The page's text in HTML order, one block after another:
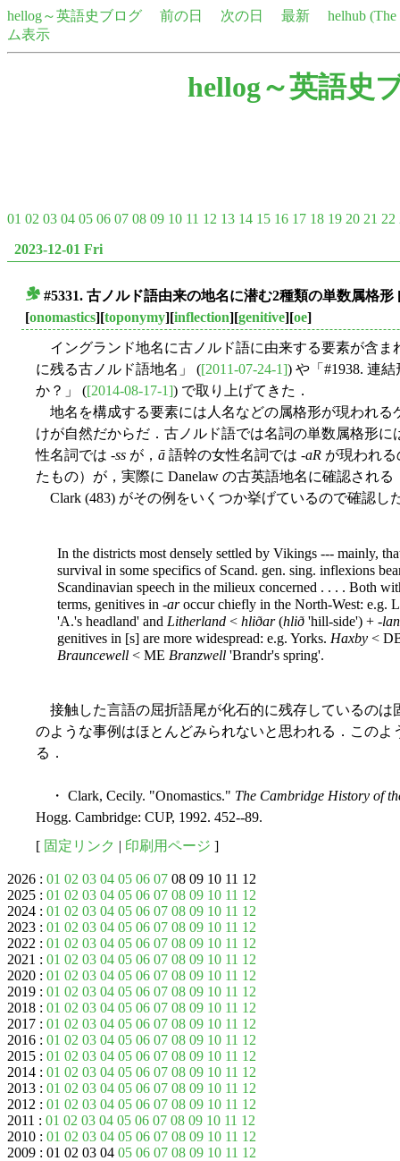
hellog～英語史ブログ 前の日 次の日 最新
helhub
ム表示
hellog～英語史
01 02 03 04 05 06 07 08 09 10 11 12 13 14 15 16 17 18 19 20 21 22
2023-12-01 Fri
#5331. 古ノルド語由来の地名に潜む2種類の単数属格形
[onomastics][toponymy][inflection][genitive][oe]
イングランド地名に古ノルド語に由来する要素が含ま
に残る古ノルド語地名」 ([2011-07-24-1]) や「#1938. 連結
か？」 ([2014-08-17-1]) で取り上げてきた．
地名を構成する要素には人名などの属格形が現われ
けが自然だからだ．古ノルド語では名詞の単数属格形に
性名詞では -ss が， ā 語幹の女性名詞では -aR が現われ
たもの）が，実際に Danelaw の古英語地名に確認される
Clark (483) がその例をいくつか挙げているので確認し
In the districts most densely settled by Vikings --- mainly,
survival in some specifics of Scand. gen. sing. inflexions
Scandinavian speech in the milieux concerned . . . . Both
terms, genitives in -aroccur chiefly in the North-West: e.g.
'A.'s headland' and Litherland < hliðar(hlið 'hill-side') + -
genitives in [s] are more widespread: e.g. Yorks. Haxby <
Brauncewell < ME Branzwell 'Brandr's spring'.
接触した言語の屈折語尾が化石的に残存しているのは
のような事例はほとんどみられないと思われる．このよ
る．
・ Clark, Cecily. "Onomastics." The Cambridge History of
Hogg. Cambridge: CUP, 1992. 452--89.
[ 固定リンク | 印刷用ページ ]
2026 : 01 02 03 04 05 06 07 08 09 10 11 12
2025 : 01 02 03 04 05 06 07 08 09 10 11 12
2024 : 01 02 03 04 05 06 07 08 09 10 11 12
2023 : 01 02 03 04 05 06 07 08 09 10 11 12
2022 : 01 02 03 04 05 06 07 08 09 10 11 12
2021 : 01 02 03 04 05 06 07 08 09 10 11 12
2020 : 01 02 03 04 05 06 07 08 09 10 11 12
2019 : 01 02 03 04 05 06 07 08 09 10 11 12
2018 : 01 02 03 04 05 06 07 08 09 10 11 12
2017 : 01 02 03 04 05 06 07 08 09 10 11 12
2016 : 01 02 03 04 05 06 07 08 09 10 11 12
2015 : 01 02 03 04 05 06 07 08 09 10 11 12
2014 : 01 02 03 04 05 06 07 08 09 10 11 12
2013 : 01 02 03 04 05 06 07 08 09 10 11 12
2012 : 01 02 03 04 05 06 07 08 09 10 11 12
2011 : 01 02 03 04 05 06 07 08 09 10 11 12
2010 : 01 02 03 04 05 06 07 08 09 10 11 12
2009 : 01 02 03 04 05 06 07 08 09 10 11 12